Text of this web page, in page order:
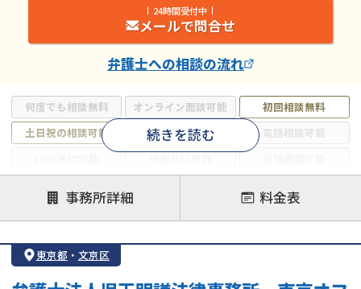
何度でも相談無料 オンライン面談可能
初回相談無料
土日祝の相談可能
19時以降電話可能
電話相談可能
借金返済相談・交渉
自己破産
任意整理
個人再生
続きを読む
24時間受付中
メールで問合せ
弁護士への相談の流れ
事務所詳細 料金表
東京都 ・ 文京区